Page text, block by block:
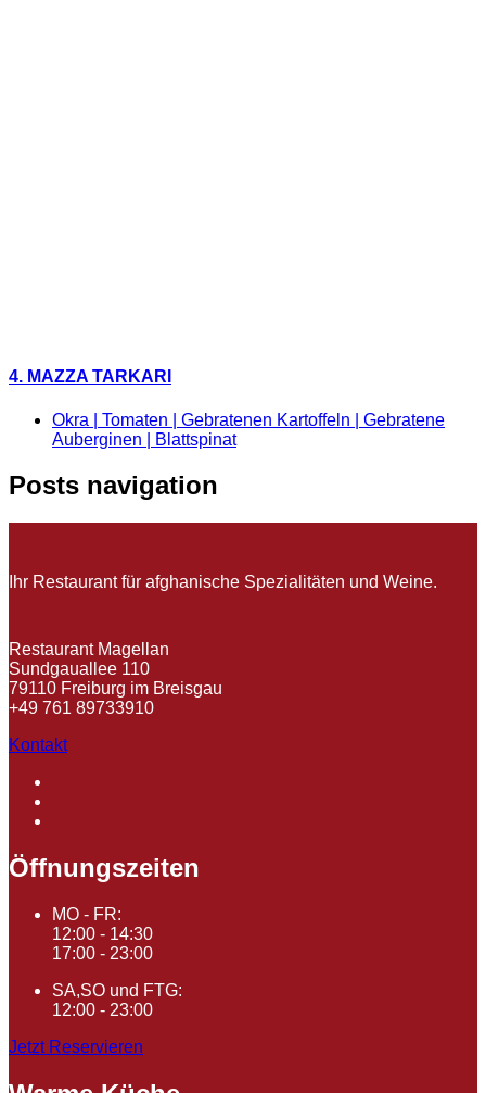
4. MAZZA TARKARI
Okra | Tomaten | Gebratenen Kartoffeln | Gebratene
Auberginen | Blattspinat
Posts navigation
Ihr Restaurant für afghanische Spezialitäten und Weine.
Restaurant Magellan
Sundgauallee 110
79110 Freiburg im Breisgau
+49 761 89733910
Kontakt
Öffnungszeiten
MO - FR:
12:00 - 14:30
17:00 - 23:00
SA,SO und FTG:
12:00 - 23:00
Jetzt Reservieren